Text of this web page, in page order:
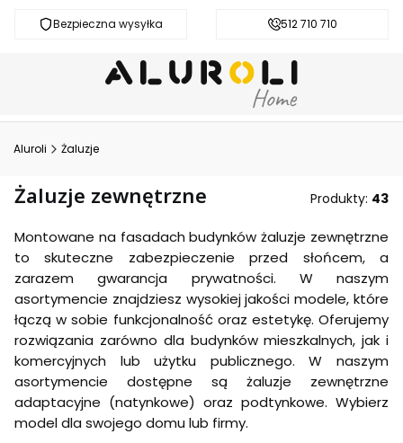
Bezpieczna wysyłka Darmowa dostawa od 200 zł
512 710 710
Aluroli Żaluzje
Żaluzje zewnętrzne Produkty: 43
Montowane na fasadach budynków żaluzje zewnętrzne
to skuteczne zabezpieczenie przed słońcem, a
zarazem gwarancja prywatności. W naszym
asortymencie znajdziesz wysokiej jakości modele, które
łączą w sobie funkcjonalność oraz estetykę. Oferujemy
rozwiązania zarówno dla budynków mieszkalnych, jak i
komercyjnych lub użytku publicznego. W naszym
asortymencie dostępne są żaluzje zewnętrzne
adaptacyjne (natynkowe) oraz podtynkowe. Wybierz
model dla swojego domu lub firmy.